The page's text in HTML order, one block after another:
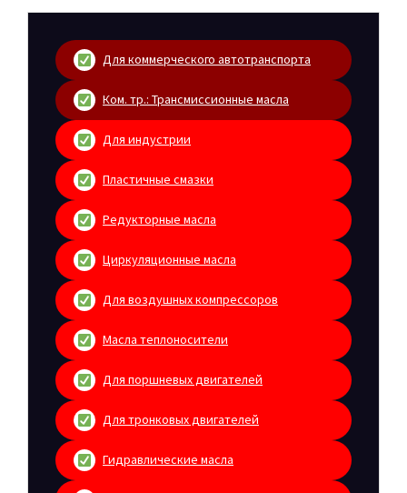
Для коммерческого автотранспорта
Ком. тр.: Трансмиссионные масла
Для индустрии
Пластичные смазки
Редукторные масла
Циркуляционные масла
Для воздушных компрессоров
Масла теплоносители
Для поршневых двигателей
Для тронковых двигателей
Гидравлические масла